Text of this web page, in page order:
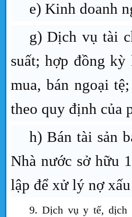
e) Kinh doanh
g) Dịch vụ tài
suất; hợp đồng
mua, bán ngoại
theo quy định của
h) Bán tài sản
Nhà nước sở hữu
lập để xử lý nợ
9. Dịch vụ y tế, dịch